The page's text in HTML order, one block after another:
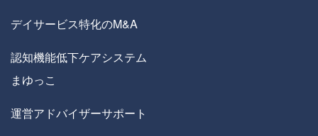
デイサービス特化のM&A
認知機能低下ケアシステム
まゆっこ
運営アドバイザーサポート